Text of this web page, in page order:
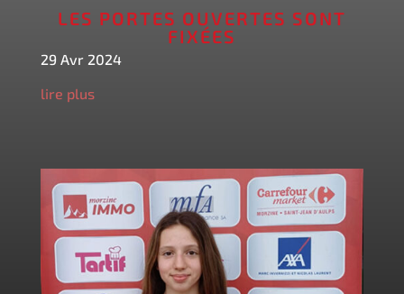
LES PORTES OUVERTES SONT
FIXÉES
29 Avr 2024
lire plus